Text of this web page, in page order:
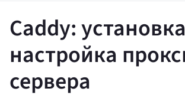
Caddy:
настройка
сервера